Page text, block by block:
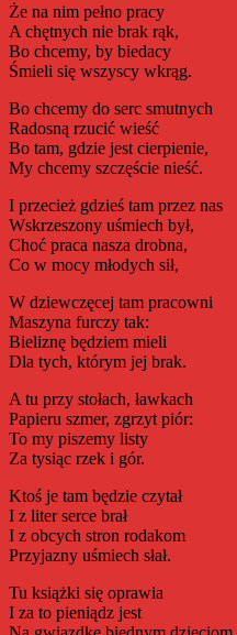
Że na nim pełno pracy
A chętnych nie brak rąk,
Bo chcemy, by biedacy
Śmieli się wszyscy wkrąg.
Bo chcemy do serc smutnych
Radosną rzucić wieść
Bo tam, gdzie jest cierpienie,
My chcemy szczęście nieść.
I przecież gdzieś tam przez nas
Wskrzeszony uśmiech był,
Choć praca nasza drobna,
Co w mocy młodych sił,
W dziewczęcej tam pracowni
Maszyna furczy tak:
Bieliznę będziem mieli
Dla tych, którym jej brak.
A tu przy stołach, ławkach
Papieru szmer, zgrzyt piór:
To my piszemy listy
Za tysiąc rzek i gór.
Ktoś je tam będzie czytał
I z liter serce brał
I z obcych stron rodakom
Przyjazny uśmiech słał.
Tu książki się oprawia
I za to pieniądz jest